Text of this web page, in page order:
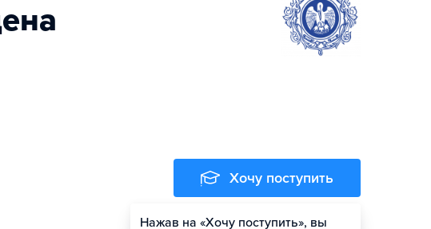
Хочу поступить
Нажав на «Хочу поступить», вы